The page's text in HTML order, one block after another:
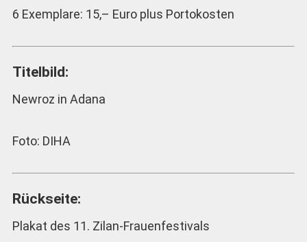
6 Exemplare: 15,– Euro plus Portokosten
Titelbild:
Newroz in Adana
Foto: DIHA
Rückseite:
Plakat des 11. Zilan-Frauenfestivals